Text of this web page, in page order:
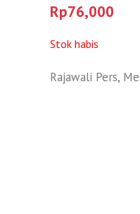
Rp76,000
Stok habis
Rajawali Pers,